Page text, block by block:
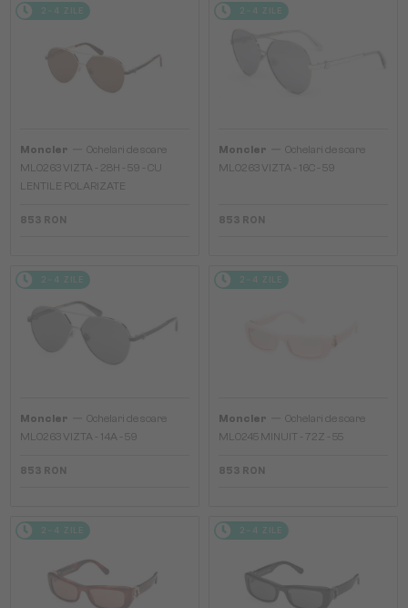
2-4 ZILE
Moncler
Ochelari de soare
ML0263 VIZTA - 28H - 59 - CU
LENTILE POLARIZATE
853 RON
2-4 ZILE
Moncler
Ochelari de soare
ML0263 VIZTA - 16C - 59
853 RON
2-4 ZILE
Moncler
Ochelari de soare
ML0263 VIZTA - 14A - 59
853 RON
2-4 ZILE
Moncler
Ochelari de soare
ML0245 MINUIT - 72Z - 55
853 RON
2-4 ZILE 2-4 ZILE